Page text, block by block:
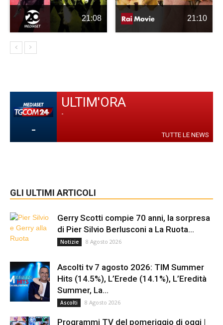
21:08 21:10
-
ULTIM'ORA
-
TUTTE LE NEWS
GLI ULTIMI ARTICOLI
Gerry Scotti compie 70 anni, la sorpresa
di Pier Silvio Berlusconi a La Ruota...
Notizie 8 Agosto 2026
Ascolti tv 7 agosto 2026: TIM Summer
Hits (14.5%), L’Erede (14.1%), L’Eredità
Summer, La...
Ascolti 8 Agosto 2026
Programmi TV del pomeriggio di oggi |